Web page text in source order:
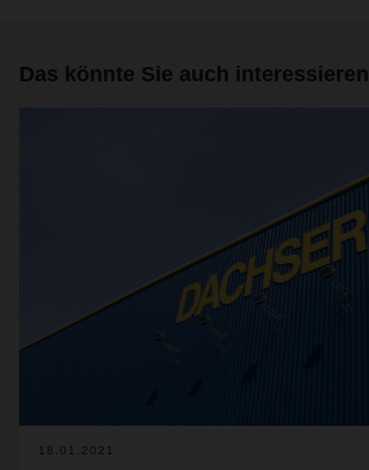
Das könnte Sie auch interessieren
18.01.2021